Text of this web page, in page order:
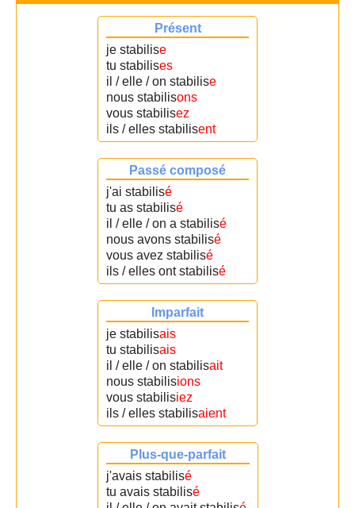
Présent
je stabilise
tu stabilises
il / elle / on stabilise
nous stabilisons
vous stabilisez
ils / elles stabilisent
Passé composé
j'ai stabilisé
tu as stabilisé
il / elle / on a stabilisé
nous avons stabilisé
vous avez stabilisé
ils / elles ont stabilisé
Imparfait
je stabilisais
tu stabilisais
il / elle / on stabilisait
nous stabilisions
vous stabilisiez
ils / elles stabilisaient
Plus-que-parfait
j'avais stabilisé
tu avais stabilisé